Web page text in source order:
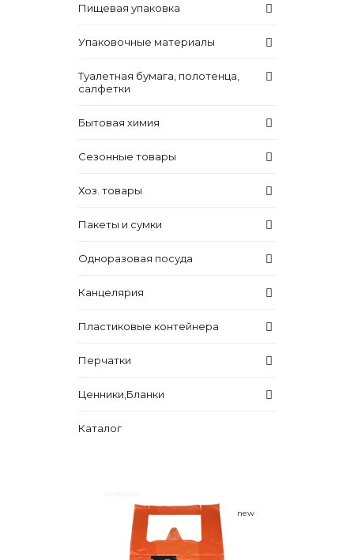
Пищевая упаковка
Упаковочные материалы
Туалетная бумага, полотенца,
салфетки
Бытовая химия
Сезонные товары
Хоз. товары
Пакеты и сумки
Одноразовая посуда
Канцелярия
Пластиковые контейнера
Перчатки
Ценники,Бланки
Каталог
new